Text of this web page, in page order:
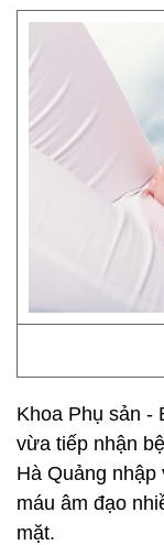
Khoa Phụ sản -
vừa tiếp nhận
Hà Quảng
máu âm đạo
mặt.